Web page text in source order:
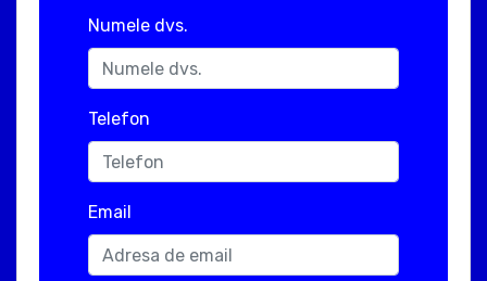
Numele dvs.
Telefon
Email